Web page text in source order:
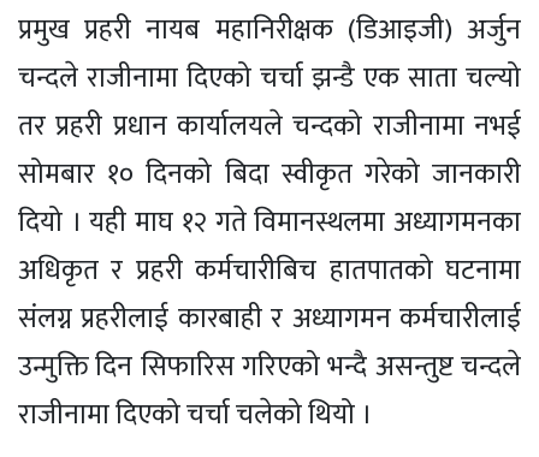
प्रमुख प्रहरी नायब महानिरीक्षक (डिआइजी) अर्जुन
चन्दले राजीनामा दिएको चर्चा झन्डै एक साता चल्यो
तर प्रहरी प्रधान कार्यालयले चन्दको राजीनामा नभई
सोमबार १० दिनको बिदा स्वीकृत गरेको जानकारी
दियो । यही माघ १२ गते विमानस्थलमा अध्यागमनका
अधिकृत र प्रहरी कर्मचारीबिच हातपातको घटनामा
संलग्न प्रहरीलाई कारबाही र अध्यागमन कर्मचारीलाई
उन्मुक्ति दिन सिफारिस गरिएको भन्दै असन्तुष्ट चन्दले
राजीनामा दिएको चर्चा चलेको थियो ।